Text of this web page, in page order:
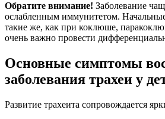
Обратите внимание! Заболевание
ослабленным иммунитетом.
такие же, как при коклюше,
очень важно провести
Основные симптомы
заболевания трахеи у
Развитие трахеита сопровождается